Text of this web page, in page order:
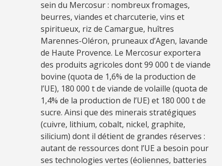
sein du Mercosur : nombreux fromages,
beurres, viandes et charcuterie, vins et
spiritueux, riz de Camargue, huîtres
Marennes-Oléron, pruneaux d’Agen, lavande
de Haute Provence. Le Mercosur exportera
des produits agricoles dont 99 000 t de viande
bovine (quota de 1,6% de la production de
l’UE), 180 000 t de viande de volaille (quota de
1,4% de la production de l’UE) et 180 000 t de
sucre. Ainsi que des minerais stratégiques
(cuivre, lithium, cobalt, nickel, graphite,
silicium) dont il détient de grandes réserves :
autant de ressources dont l’UE a besoin pour
ses technologies vertes (éoliennes, batteries